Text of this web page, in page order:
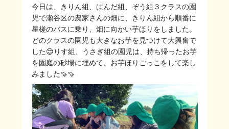
今日は、きりん組、ぱんだ組、ぞう組３クラスの園
児で瀬谷区の農家さんの畑に、きりん組から順番に
星槎のバスに乗り、畑に向かい芋ほりをしました。
どのクラスの園児も大きなお芋を見つけて大興奮で
した😊りす組、うさぎ組の園児は、持ち帰ったお芋
を園庭の砂場に埋めて、お芋ほりごっこをして楽し
みました🍠🍠